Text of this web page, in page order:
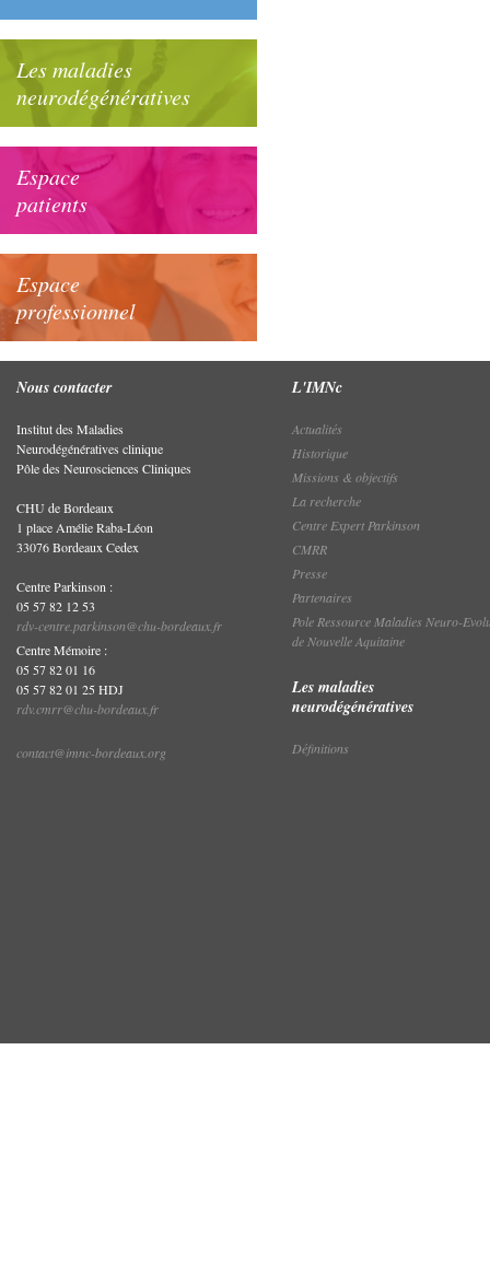
Les maladies
neurodégénératives
Espace
patients
Espace
professionnel
Nous contacter
Institut des Maladies
Neurodégénératives clinique
Pôle des Neurosciences Cliniques
CHU de Bordeaux
1 place Amélie Raba-Léon
33076 Bordeaux Cedex
Centre Parkinson :
05 57 82 12 53
rdv-centre.parkinson@chu-bordeaux.fr
Centre Mémoire :
05 57 82 01 16
05 57 82 01 25 HDJ
rdv.cmrr@chu-bordeaux.fr
contact@imnc-bordeaux.org
L'IMNc
Actualités
Historique
Missions & objectifs
La recherche
Centre Expert Parkinson
CMRR
Presse
Partenaires
Pole Ressource Maladies Neuro-
de Nouvelle Aquitaine
Les maladies
neurodégénératives
Définitions